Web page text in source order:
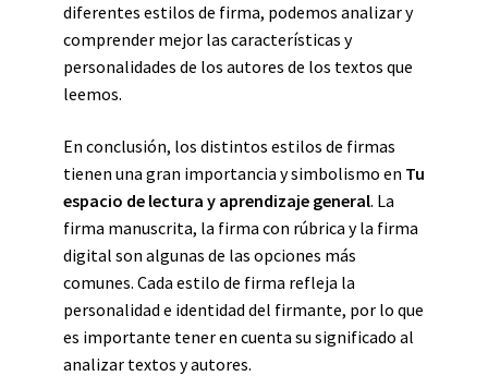
diferentes estilos de firma, podemos analizar y
comprender mejor las características y
personalidades de los autores de los textos que
leemos.
En conclusión, los distintos estilos de firmas
tienen una gran importancia y simbolismo en Tu
espacio de lectura y aprendizaje general. La
firma manuscrita, la firma con rúbrica y la firma
digital son algunas de las opciones más
comunes. Cada estilo de firma refleja la
personalidad e identidad del firmante, por lo que
es importante tener en cuenta su significado al
analizar textos y autores.